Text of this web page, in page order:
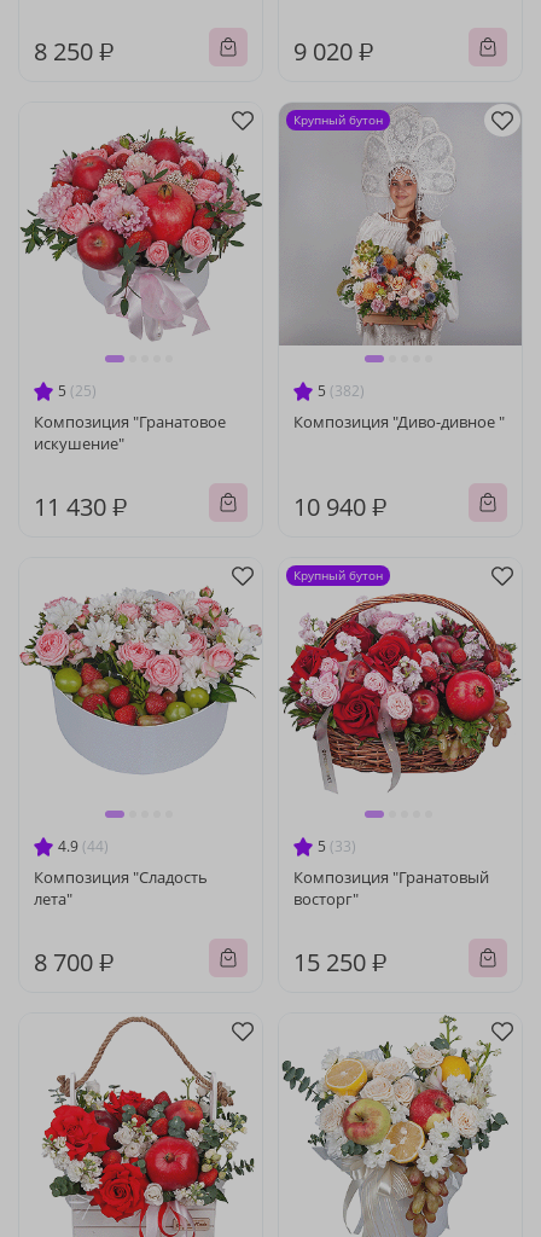
8 250 ₽ 9 020 ₽
5 (25)
Композиция "Гранатовое
искушение"
11 430 ₽
5 (382)
Композиция "Диво-дивное "
10 940 ₽
Крупный бутон
4.9 (44)
Композиция "Сладость
лета"
8 700 ₽
5 (33)
Композиция "Гранатовый
восторг"
15 250 ₽
Крупный бутон